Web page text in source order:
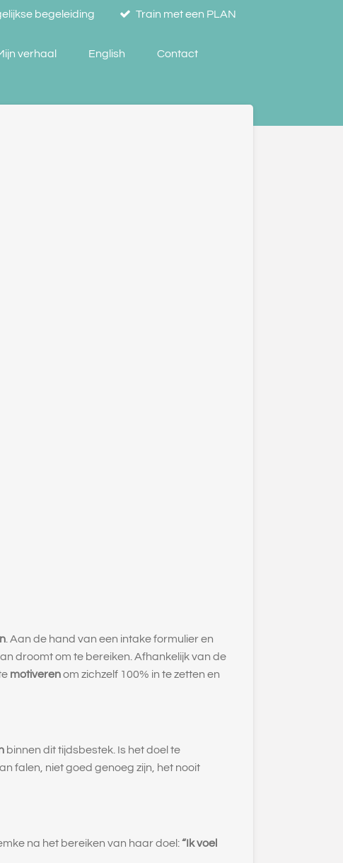
begeleiding Train met een PLAN
verhaal English Contact
. Aan de hand van een intake formulier en
droomt om te bereiken. Afhankelijk van de
motiverenom zichzelf 100% in te zetten en
binnen dit tijdsbestek. Is het doel te
falen, niet goed genoeg zijn, het nooit
na het bereiken van haar doel:“Ik voel